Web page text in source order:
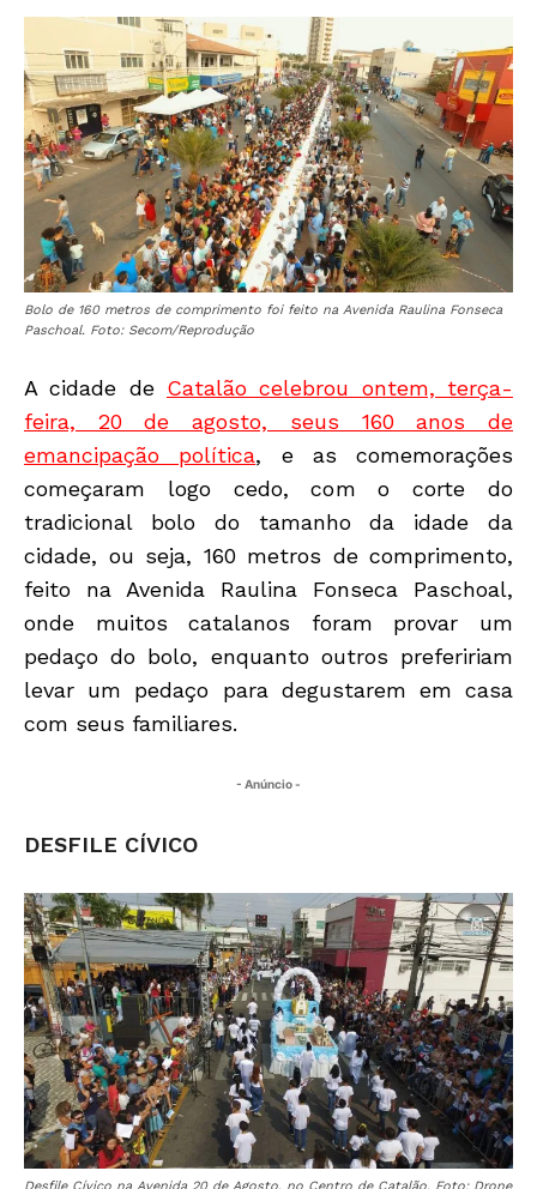
Bolo de 160 metros de comprimento foi feito na Avenida Raulina Fonseca
Paschoal. Foto: Secom/Reprodução
A cidade de Catalão celebrou ontem, terça-
feira, 20 de agosto, seus 160 anos de
emancipação política, e as comemorações
começaram logo cedo, com o corte do
tradicional bolo do tamanho da idade da
cidade, ou seja, 160 metros de comprimento,
feito na Avenida Raulina Fonseca Paschoal,
onde muitos catalanos foram provar um
pedaço do bolo, enquanto outros prefeririam
levar um pedaço para degustarem em casa
com seus familiares.
- Anúncio -
DESFILE CÍVICO
Desfile Cívico na Avenida 20 de Agosto, no Centro de Catalão. Foto: Drone